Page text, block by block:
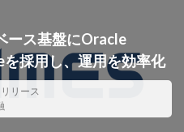
ース基盤にOracle
採用し、運用を効率化
リース